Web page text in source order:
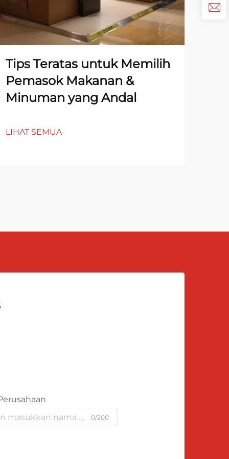
Tips Teratas untuk Memilih
Pemasok Makanan &
Minuman yang Andal
LIHAT SEMUA
0/200